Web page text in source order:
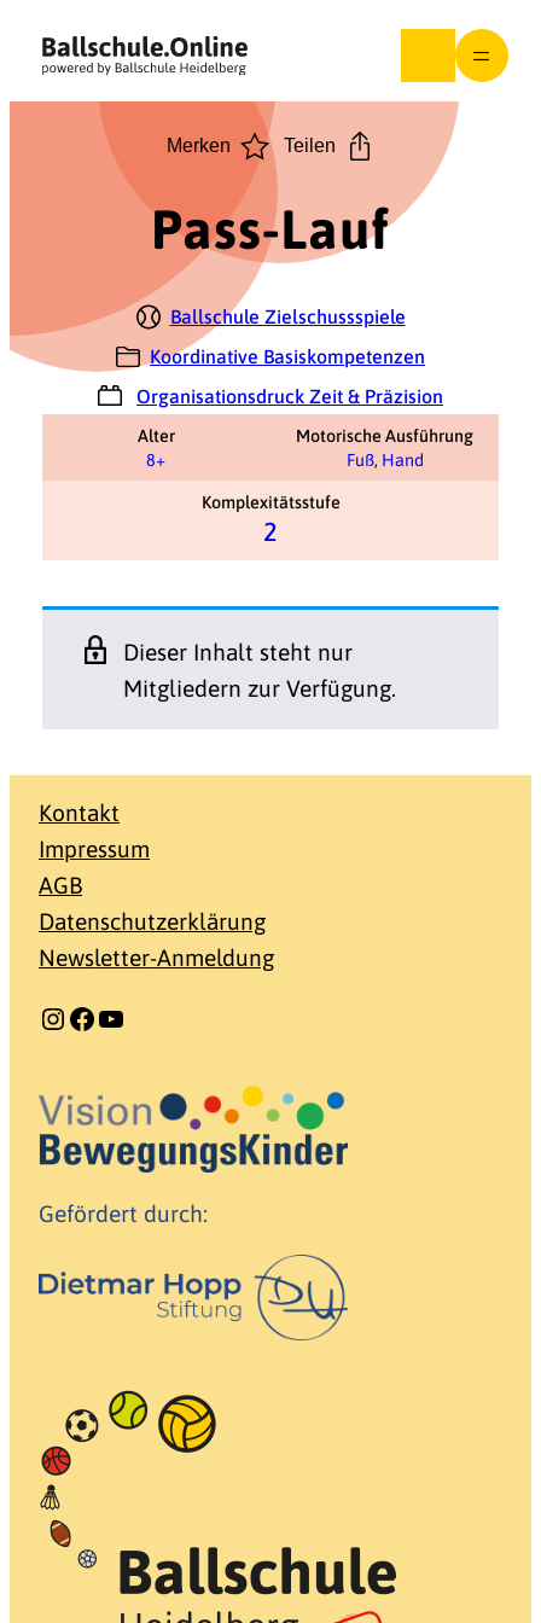
Inhalt
springen
Merken Teilen
Pass-Lauf
Ballschule Zielschussspiele
Koordinative Basiskompetenzen
Organisationsdruck Zeit & Präzision
Alter
8+
Motorische Ausführung
Fuß, Hand
Komplexitätsstufe
2
Dieser Inhalt steht nur
Mitgliedern zur Verfügung.
Kontakt
Impressum
AGB
Datenschutzerklärung
Newsletter-Anmeldung
Instagram Facebook YouTube
Gefördert durch: